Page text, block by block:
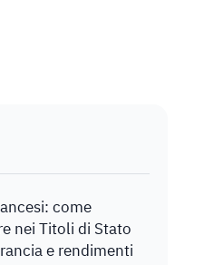
come
nei Titoli di Stato
e rendimenti